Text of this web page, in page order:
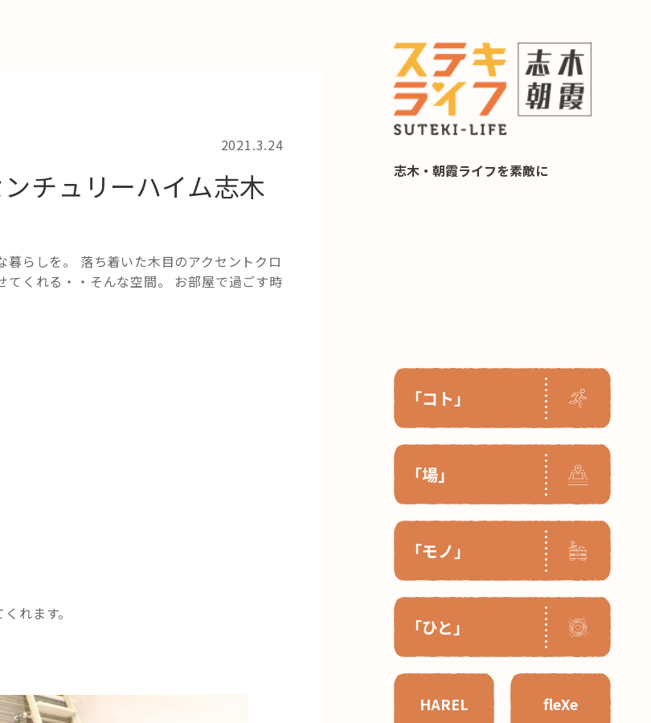
志木・朝霞ライフを素敵に
「コト」
「場」
「モノ」
「ひと」
HAREL fleXe
これからの暮らし 住み替え相談
2021.3.24
チュリーハイム志木
らしを。 落ち着いた木目のアクセントクロ
くれる・・そんな空間。 お部屋で過ごす時
れます。